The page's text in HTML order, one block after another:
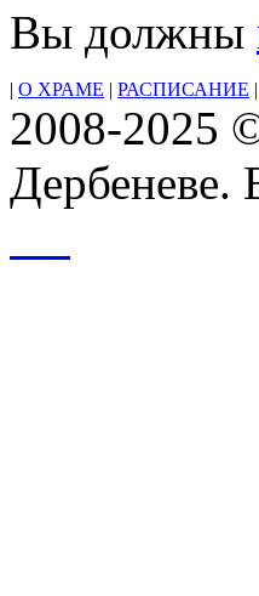
Вы должны
| О ХРАМЕ | РАСПИСАНИЕ |
2008-2025